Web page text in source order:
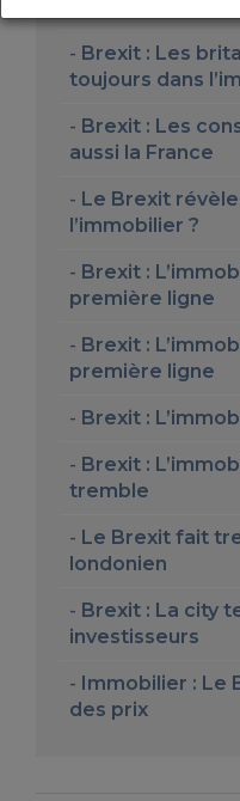
Brexit : Les
toujours dans
Brexit : Les
aussi la France
Le Brexit
l’immobilier ?
Brexit :
première ligne
Brexit :
première ligne
Brexit :
Brexit :
tremble
Le Brexit fait
londonien
Brexit : La city
investisseurs
Immobilier : Le
des prix